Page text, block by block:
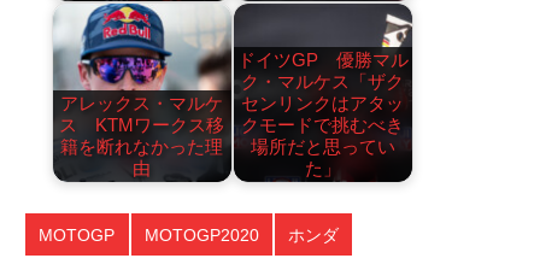
アレックス・マルケ
ス KTMワークス移
籍を断れなかった理
由
ドイツGP 優勝マル
ク・マルケス「ザク
センリンクはアタッ
クモードで挑むべき
場所だと思ってい
た」
MOTOGP MOTOGP2020 ホンダ